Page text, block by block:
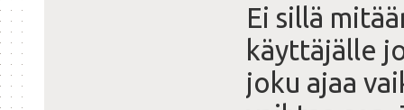
Ei sillä
käyttäjälle
joku ajaa